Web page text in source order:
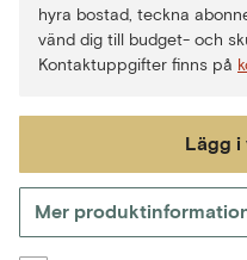
hyra bostad, teckna
vänd dig till budget- och
Kontaktuppgifter finns på
Lägg i
Gå
Mer